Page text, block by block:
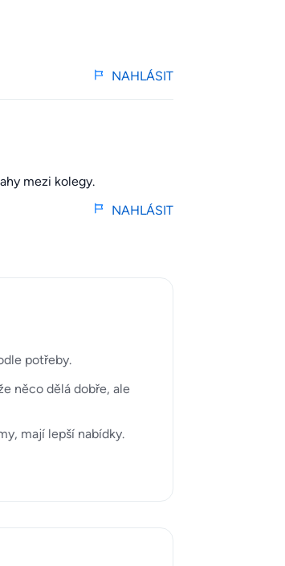
NAHLÁSIT
mezi kolegy.
NAHLÁSIT
potřeby.
něco dělá dobře, ale
mají lepší nabídky.